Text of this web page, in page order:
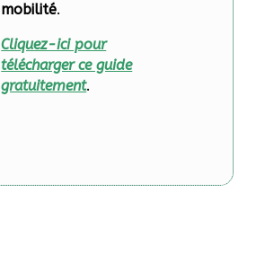
mobilité.
Cliquez-ici pour
télécharger ce guide
gratuitement.